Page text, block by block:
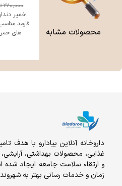
محصولات مشابه
خمیر
فارمد
های
270,000
داروخانه آنلاين بيادارو با هدف
غذايى، محصولات بهداشتى،
و ارتقاء سلامت جامعه ایجاد
زمان و خدمات رسانی بهتر به